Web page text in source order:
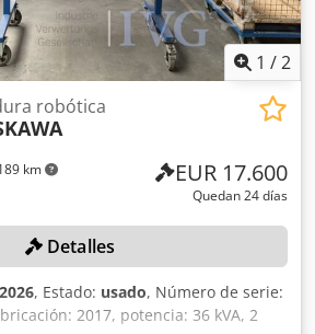
1 /2
km
robótica
EUR 17.600
Quedan 24 días
Detalles
2026, Estado: usado, Número de serie:
2017, potencia: 36 kVA, 2